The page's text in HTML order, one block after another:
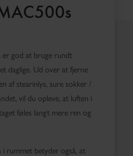
er god at bruge rundt
daglige. Ud over at fjerne
af stearinlys, sure sokker /
vil du opleve, at luften i
føles langt mere ren og
i rummet betyder også, at